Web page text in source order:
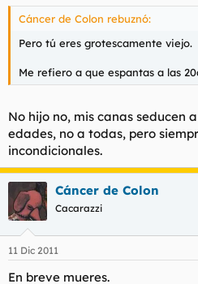
Cáncer de Colon rebuznó:
Pero tú eres grotescamente viejo.
Me refiero a que espantas a las
No hijo no, mis canas seducen
edades, no a todas, pero
incondicionales.
Cáncer de Colon
Cacarazzi
11 Dic 2011
En breve mueres.